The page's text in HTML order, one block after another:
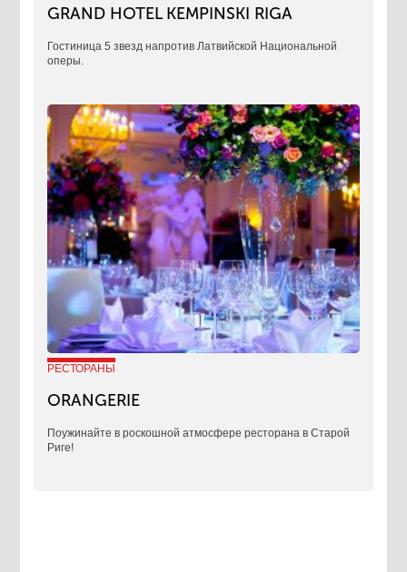
GRAND HOTEL KEMPINSKI RIGA
Гостиница 5 звезд напротив Латвийской Национальной
оперы.
РЕСТОРАНЫ
ORANGERIE
Поужинайте в роскошной атмосфере ресторана в Старой
Риге!